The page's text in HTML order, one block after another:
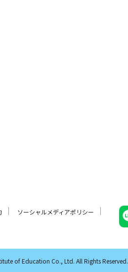
ソーシャルメディアポリシー
of Education Co., Ltd. All Rights Reserved.